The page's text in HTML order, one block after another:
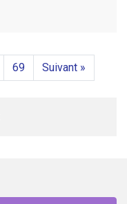
69 Suivant »